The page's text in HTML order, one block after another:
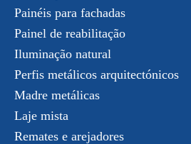
Painéis para fachadas
Painel de reabilitação
Iluminação natural
Perfis metálicos arquitectónicos
Madre metálicas
Laje mista
Remates e arejadores